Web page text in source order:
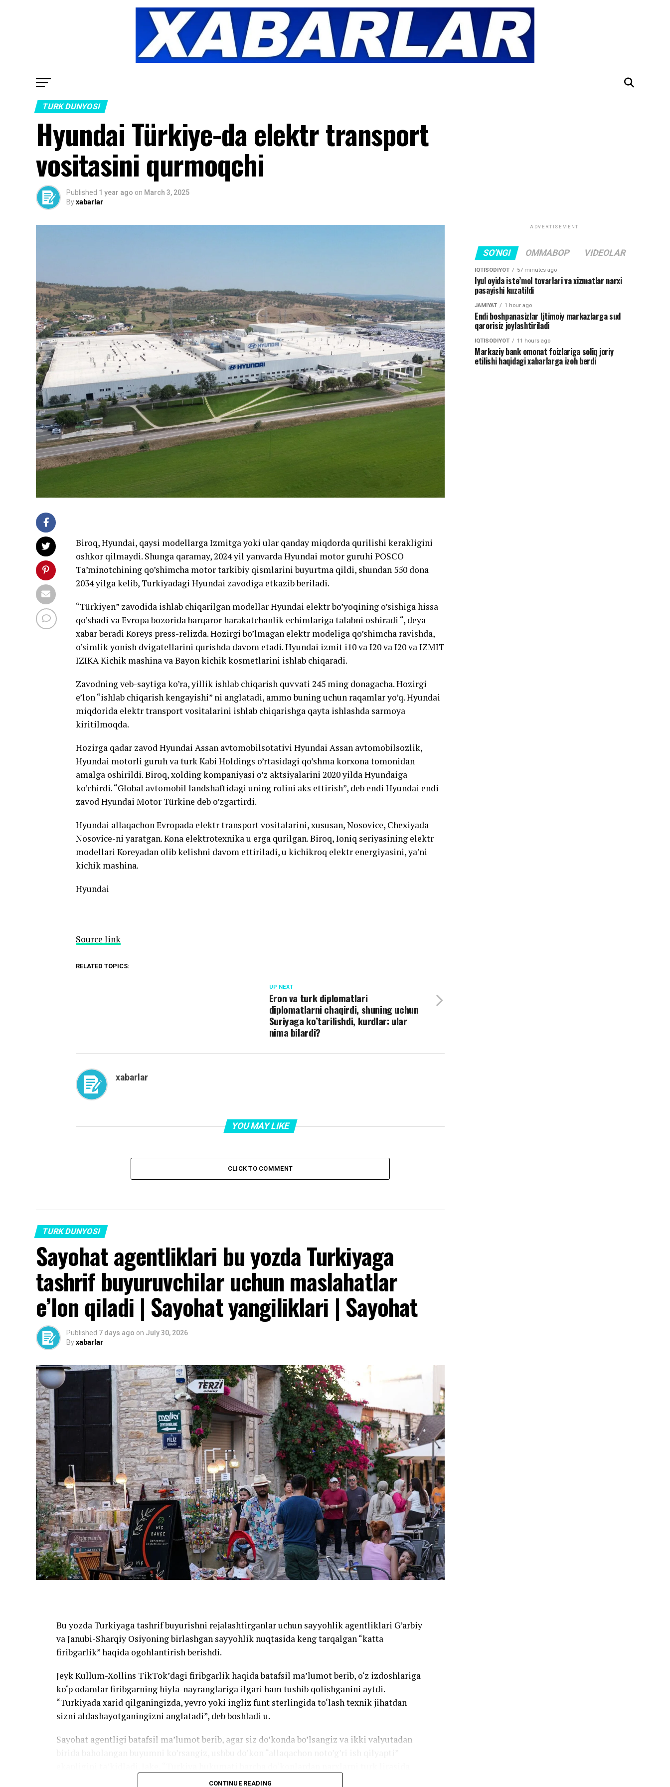
TURK DUNYOSI
Hyundai Türkiye-da elektr transport
vositasini qurmoqchi
Published 1 year ago on March 3, 2025
Byxabarlar
Biroq, Hyundai, qaysi modellarga Izmitga yoki ular qanday miqdorda qurilishi kerakligini
oshkor qilmaydi. Shunga qaramay, 2024 yil yanvarda Hyundai motor guruhi POSCO
Ta’minotchining qo’shimcha motor tarkibiy qismlarini buyurtma qildi, shundan 550 dona
2034 yilga kelib, Turkiyadagi Hyundai zavodiga etkazib beriladi.
“Türkiyen” zavodida ishlab chiqarilgan modellar Hyundai elektr bo’yoqining o’sishiga hissa
qo’shadi va Evropa bozorida barqaror harakatchanlik echimlariga talabni oshiradi “, deya
xabar beradi Koreys press-relizda. Hozirgi bo’lmagan elektr modeliga qo’shimcha ravishda,
o’simlik yonish dvigatellarini qurishda davom etadi. Hyundai izmit i10 va I20 va I20 va IZMIT
IZIKA Kichik mashina va Bayon kichik kosmetlarini ishlab chiqaradi.
Zavodning veb-saytiga ko’ra, yillik ishlab chiqarish quvvati 245 ming donagacha. Hozirgi
e’lon “ishlab chiqarish kengayishi” ni anglatadi, ammo buning uchun raqamlar yo’q. Hyundai
miqdorida elektr transport vositalarini ishlab chiqarishga qayta ishlashda sarmoya
kiritilmoqda.
Hozirga qadar zavod Hyundai Assan avtomobilsotativi Hyundai Assan avtomobilsozlik,
Hyundai motorli guruh va turk Kabi Holdings o’rtasidagi qo’shma korxona tomonidan
amalga oshirildi. Biroq, xolding kompaniyasi o’z aktsiyalarini 2020 yilda Hyundaiga
ko’chirdi. “Global avtomobil landshaftidagi uning rolini aks ettirish”, deb endi Hyundai endi
zavod Hyundai Motor Türkine deb o’zgartirdi.
Hyundai allaqachon Evropada elektr transport vositalarini, xususan, Nosovice, Chexiyada
Nosovice-ni yaratgan. Kona elektrotexnika u erga qurilgan. Biroq, Ioniq seriyasining elektr
modellari Koreyadan olib kelishni davom ettiriladi, u kichikroq elektr energiyasini, ya’ni
kichik mashina.
Hyundai
Source link
RELATED TOPICS:
UP NEXT
Eron va turk diplomatlari
diplomatlarni chaqirdi, shuning uchun
Suriyaga ko’tarilishdi, kurdlar: ular
nima bilardi?
xabarlar
YOU MAY LIKE
CLICK TO COMMENT
TURK DUNYOSI
Sayohat agentliklari bu yozda Turkiyaga
tashrif buyuruvchilar uchun maslahatlar
e’lon qiladi | Sayohat yangiliklari | Sayohat
Published 7 days ago on July 30, 2026
Byxabarlar
Bu yozda Turkiyaga tashrif buyurishni rejalashtirganlar uchun sayyohlik agentliklari G’arbiy
va Janubi-Sharqiy Osiyoning birlashgan sayyohlik nuqtasida keng tarqalgan “katta
firibgarlik” haqida ogohlantirish berishdi.
Jeyk Kullum-Xollins TikTok’dagi firibgarlik haqida batafsil ma’lumot berib, o‘z izdoshlariga
ko‘p odamlar firibgarning hiyla-nayranglariga ilgari ham tushib qolishganini aytdi.
“Turkiyada xarid qilganingizda, yevro yoki ingliz funt sterlingida to‘lash texnik jihatdan
sizni aldashayotganingizni anglatadi”, deb boshladi u.
Sayohat agentligi batafsil ma’lumot berib, agar siz do’konda bo’lsangiz va ikki valyutadan
CONTINUE READING
ADVERTISEMENT
SO'NGI OMMABOP VIDEOLAR
IQTISODIYOT 57 minutes ago
Iyul oyida iste’mol tovarlari va xizmatlar narxi
pasayishi kuzatildi
JAMIYAT 1 hour ago
Endi boshpanasizlar Ijtimoiy markazlarga sud
qarorisiz joylashtiriladi
IQTISODIYOT 11 hours ago
Markaziy bank omonat foizlariga soliq joriy
etilishi haqidagi xabarlarga izoh berdi